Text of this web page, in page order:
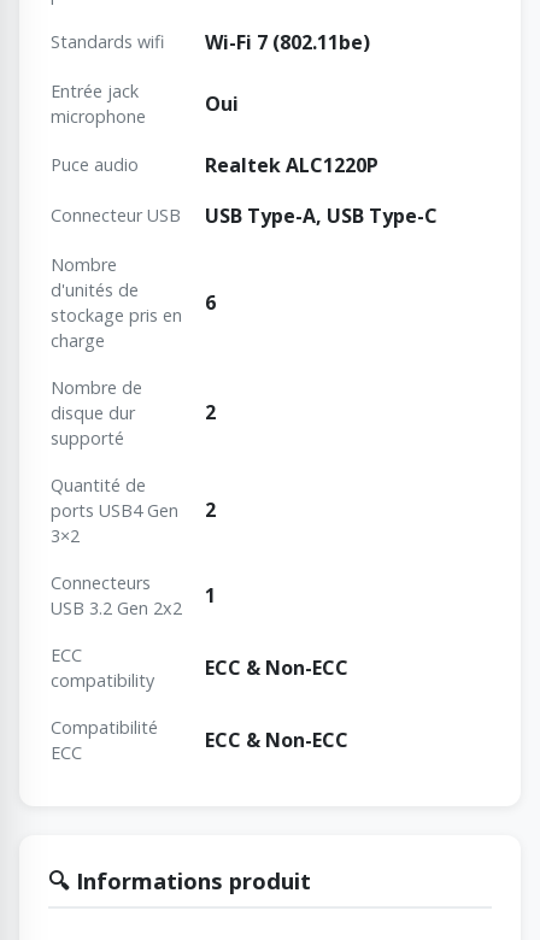
Standards wifi Wi-Fi 7 (802.11be)
Entrée jack
microphone
Oui
Puce audio Realtek ALC1220P
Connecteur USB USB Type-A, USB Type-C
Nombre
d'unités de
stockage pris en
charge
6
Nombre de
disque dur
supporté
2
Quantité de
ports USB4 Gen
3×2
2
Connecteurs
USB 3.2 Gen 2x2
1
ECC
сompatibility
ECC & Non-ECC
Сompatibilité
ECC
ECC & Non-ECC
🔍 Informations produit